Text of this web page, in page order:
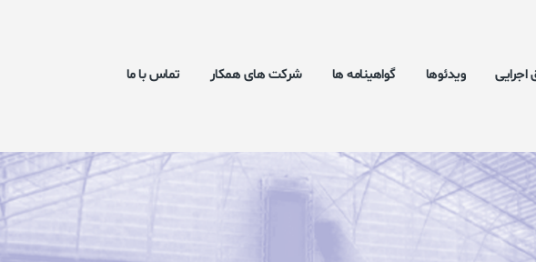
اجرایی ویدئوها گواهینامه ها شرکت های همکار تماس با ما